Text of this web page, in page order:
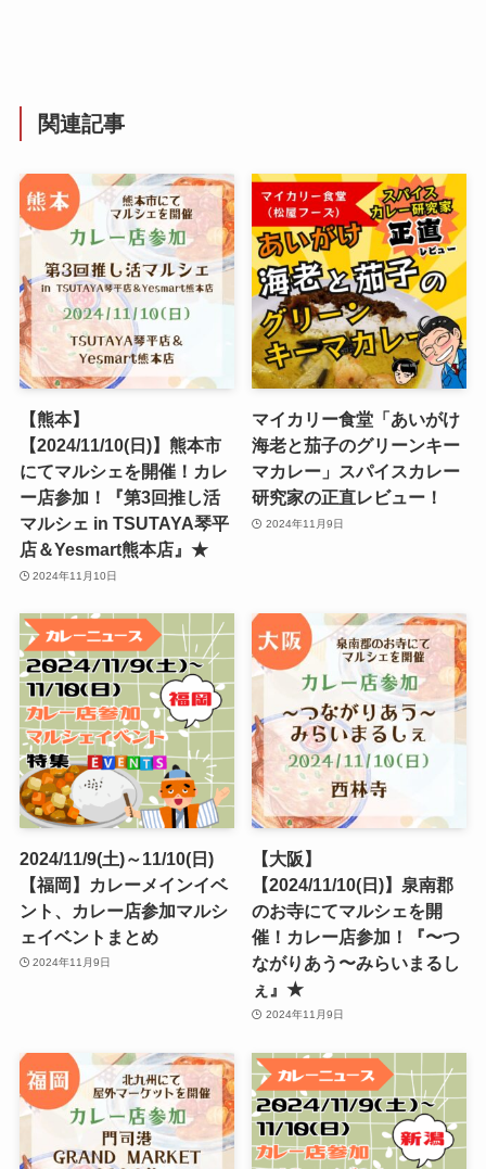
関連記事
【熊本】
【2024/11/10(日)】熊本市
にてマルシェを開催！カレ
ー店参加！『第3回推し活
マルシェ in TSUTAYA琴平
店＆Yesmart熊本店』★
2024年11月10日
マイカリー食堂「あいがけ
海老と茄子のグリーンキー
マカレー」スパイスカレー
研究家の正直レビュー！
2024年11月9日
2024/11/9(土)～11/10(日)
【福岡】カレーメインイベ
ント、カレー店参加マルシ
ェイベントまとめ
2024年11月9日
【大阪】
【2024/11/10(日)】泉南郡
のお寺にてマルシェを開
催！カレー店参加！『〜つ
ながりあう〜みらいまるし
ぇ』★
2024年11月9日